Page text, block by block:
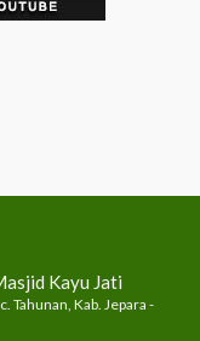
Kayu Jati
Tahunan, Kab. Jepara -